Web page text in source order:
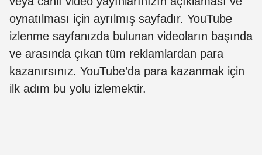
oynatılması için ayrılmış sayfadır. YouTube
izlenme sayfanızda bulunan videoların başında
ve arasında çıkan tüm reklamlardan para
kazanırsınız. YouTube’da para kazanmak için
ilk adım bu yolu izlemektir.